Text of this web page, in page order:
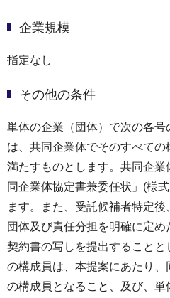
企業規模
指定なし
その他の条件
単体の企業（団体）で次の各
は、共同企業体でそのすべて
満たすものとします。共同企
同企業体協定書兼委任状」(様
ます。また、受託候補者特定
団体及び責任分担を明確に定
契約書の写しを提出すること
の構成員は、本提案にあたり
の構成員となること、及び、単